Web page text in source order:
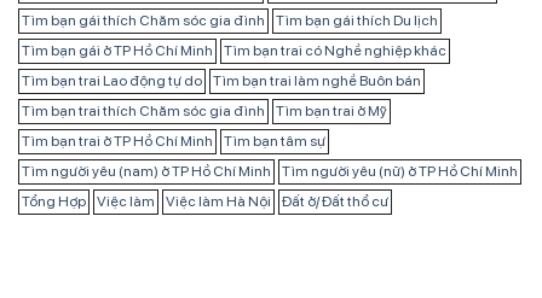
Tìm bạn gái thích Chăm sóc gia đình
Tìm bạn gái thích Du lịch
Tìm bạn gái ở TP Hồ Chí Minh
Tìm bạn trai có Nghề nghiệp khác
Tìm bạn trai Lao động tự do
Tìm bạn trai làm nghề Buôn bán
Tìm bạn trai thích Chăm sóc gia đình
Tìm bạn trai ở Mỹ
Tìm bạn trai ở TP Hồ Chí Minh
Tìm bạn tâm sự
Tìm người yêu (nam) ở TP Hồ Chí Minh
Tìm người yêu (nữ) ở TP Hồ Chí Minh
Tổng Hợp
Việc làm Việc làm Hà Nội Đất ở/ Đất thổ cư